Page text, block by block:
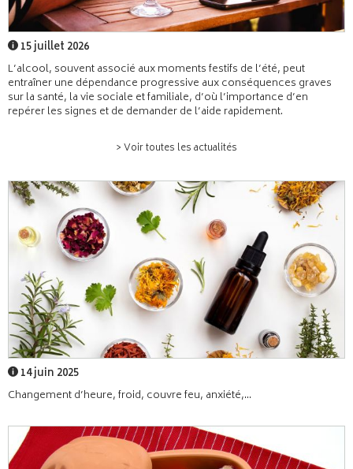
15 juillet 2026
L’alcool, souvent associé aux moments festifs de l’été, peut
entraîner une dépendance progressive aux conséquences graves
sur la santé, la vie sociale et familiale, d’où l’importance d’en
repérer les signes et de demander de l’aide rapidement.
> Voir toutes les actualités
14 juin 2025
Changement d’heure, froid, couvre feu, anxiété,...